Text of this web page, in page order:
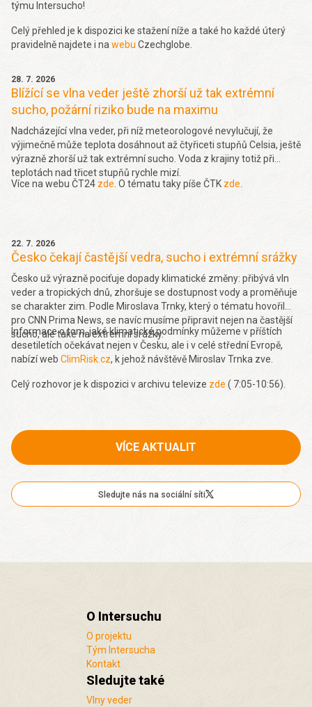
týmu Intersucho!
Celý přehled je k dispozici ke stažení níže a také ho každé úterý
pravidelně najdete i na webu Czechglobe.
28. 7. 2026
Blížící se vlna veder ještě zhorší už tak extrémní
sucho, požární riziko bude na maximu
Nadcházející vlna veder, při níž meteorologové nevylučují, že
výjimečně může teplota dosáhnout až čtyřiceti stupňů Celsia, ještě
výrazně zhorší už tak extrémní sucho. Voda z krajiny totiž při
teplotách nad třicet stupňů rychle mizí.
Více na webu ČT24 zde . O tématu taky píše ČTK zde
22. 7. 2026
Česko čekají častější vedra, sucho i extrémní srážky
Česko už výrazně pociťuje dopady klimatické změny: přibývá vln
veder a tropických dnů, zhoršuje se dostupnost vody a proměňuje
se charakter zim. Podle Miroslava Trnky, který o tématu hovořil
pro CNN Prima News, se navíc musíme připravit nejen na častější
sucho, ale také na extrémní srážky.
Informace o tom, jaké klimatické podmínky můžeme v příštích
desetiletích očekávat nejen v Česku, ale i v celé střední Evropě,
nabízí web ClimRisk.cz, k jehož návštěvě Miroslav Trnka zve.
Celý rozhovor je k dispozici v archivu televize zde ( 7:05-10:56).
VÍCE AKTUALIT
Sledujte nás na sociální síti
O Intersuchu
O projektu
Tým Intersucha
Kontakt
Sledujte také
Vlny veder